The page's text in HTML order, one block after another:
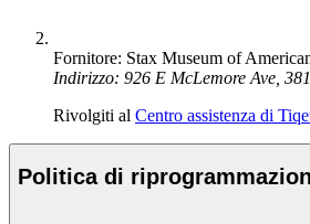
Fornitore: Stax Museum of
Indirizzo: 926 E McLemore Ave,
Rivolgiti al Centro assistenza di
Politica di